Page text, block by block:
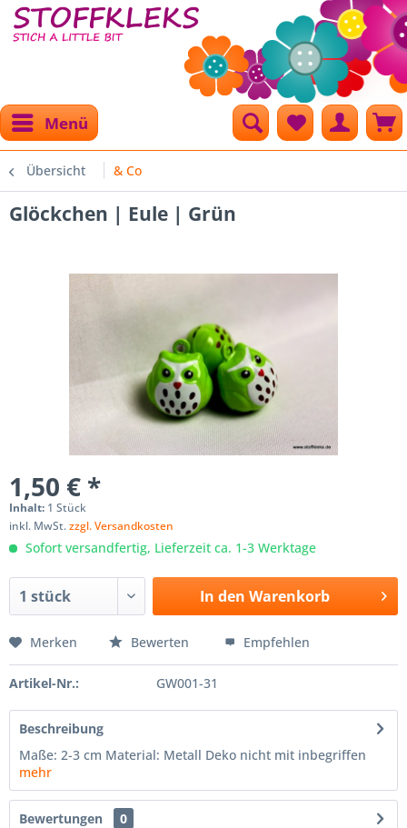
Menü
Übersicht & Co
Glöckchen | Eule | Grün
1,50 € *
Inhalt: 1 Stück
inkl. MwSt.zzgl. Versandkosten
Sofort versandfertig, Lieferzeit ca. 1-3 Werktage
In den Warenkorb
Merken Bewerten Empfehlen
Artikel-Nr.: GW001-31
Beschreibung
Maße: 2-3 cm Material: Metall Deko nicht mit inbegriffen
mehr
Bewertungen
0